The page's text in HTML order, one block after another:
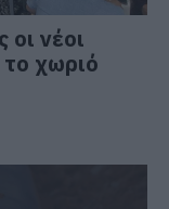
νέοι
χωριό